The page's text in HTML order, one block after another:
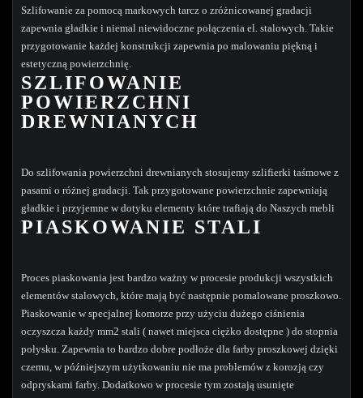
Szlifowanie za pomocą markowych tarcz o zróżnicowanej gradacji
zapewnia gładkie i niemal niewidoczne połączenia el. stalowych. Takie
przygotowanie każdej konstrukcji zapewnia po malowaniu piękną i
estetyczną powierzchnię.
SZLIFOWANIE
POWIERZCHNI
DREWNIANYCH
Do szlifowania powierzchni drewnianych stosujemy szlifierki taśmowe z
pasami o różnej gradacji. Tak przygotowane powierzchnie zapewniają
gładkie i przyjemne w dotyku elementy które trafiają do Naszych mebli
PIASKOWANIE STALI
Proces piaskowania jest bardzo ważny w procesie produkcji wszystkich
elementów stalowych, które mają być następnie pomalowane proszkowo.
Piaskowanie w specjalnej komorze przy użyciu dużego ciśnienia
oczyszcza każdy mm2 stali ( nawet miejsca ciężko dostępne ) do stopnia
połysku. Zapewnia to bardzo dobre podłoże dla farby proszkowej dzięki
czemu, w późniejszym użytkowaniu nie ma problemów z korozją czy
odpryskami farby. Dodatkowo w procesie tym zostają usunięte